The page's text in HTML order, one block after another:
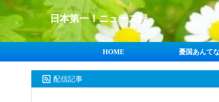
日本第一！ニュース録
HOME 憂国あんて
配信記事